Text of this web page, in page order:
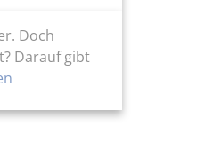
Doch
Darauf gibt